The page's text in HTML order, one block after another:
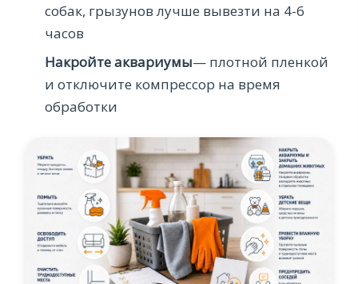
собак, грызунов лучше вывезти на 4-6
часов
Накройте аквариумы— плотной пленкой
и отключите компрессор на время
обработки